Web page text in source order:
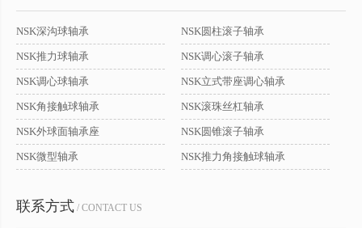
NSK深沟球轴承 NSK圆柱滚子轴承
NSK推力球轴承 NSK调心滚子轴承
NSK调心球轴承 NSK立式带座调心轴承
NSK角接触球轴承 NSK滚珠丝杠轴承
NSK外球面轴承座 NSK圆锥滚子轴承
NSK微型轴承 NSK推力角接触球轴承
联系方式 / CONTACT US